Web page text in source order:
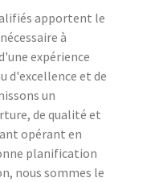
apportent le
à
expérience
d'excellence et de
un
de qualité et
opérant en
planification
nous sommes le